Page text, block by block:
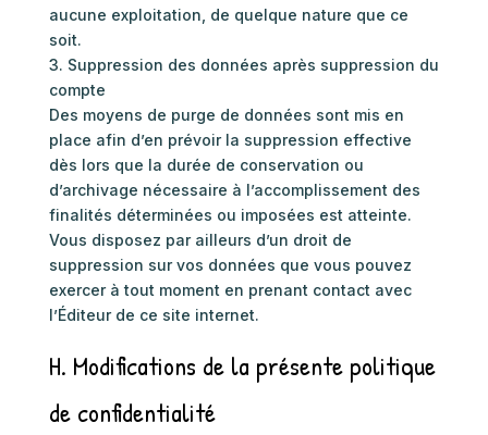
aucune exploitation, de quelque nature que ce
soit.
3. Suppression des données après suppression du
compte
Des moyens de purge de données sont mis en
place afin d’en prévoir la suppression effective
dès lors que la durée de conservation ou
d’archivage nécessaire à l’accomplissement des
finalités déterminées ou imposées est atteinte.
Vous disposez par ailleurs d’un droit de
suppression sur vos données que vous pouvez
exercer à tout moment en prenant contact avec
l’Éditeur de ce site internet.
H. Modifications de la présente politique
de confidentialité